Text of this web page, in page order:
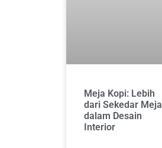
Meja Kopi: Lebih
dari Sekedar Meja
dalam Desain
Interior